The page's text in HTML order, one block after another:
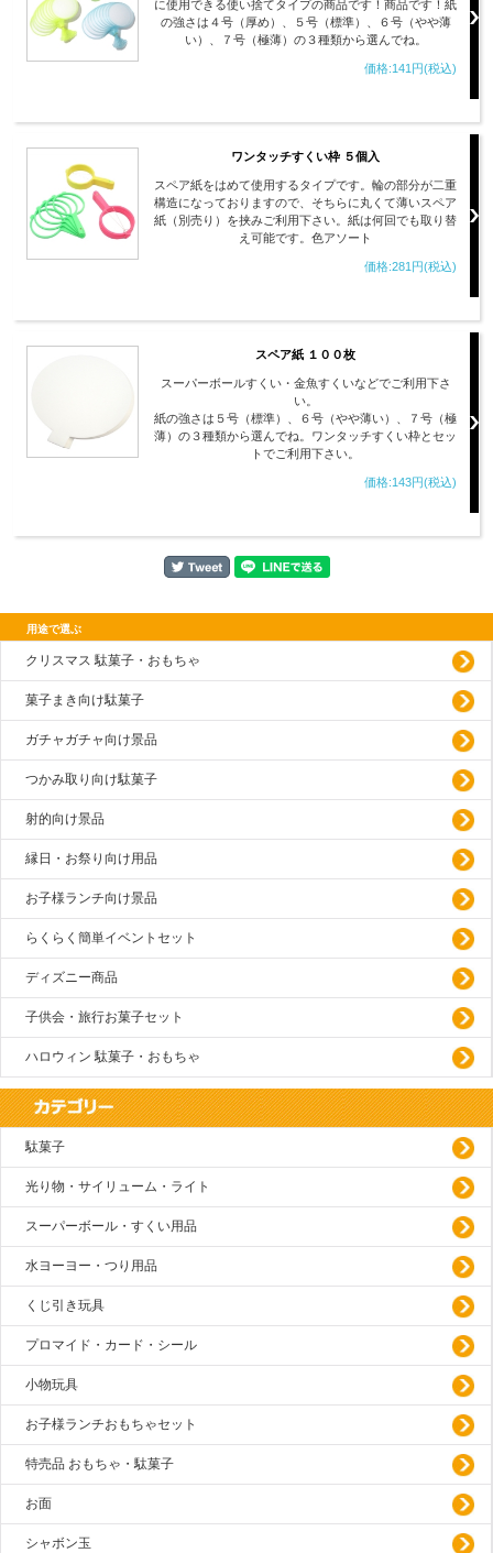
に使用できる使い捨てタイプの商品です！商品です！紙
の強さは４号（厚め）、５号（標準）、６号（やや薄
い）、７号（極薄）の３種類から選んでね。
価格:141円(税込)
ワンタッチすくい枠 ５個入
スペア紙をはめて使用するタイプです。輪の部分が二重
構造になっておりますので、そちらに丸くて薄いスペア
紙（別売り）を挟みご利用下さい。紙は何回でも取り替
え可能です。色アソート
価格:281円(税込)
スペア紙 １００枚
スーパーボールすくい・金魚すくいなどでご利用下さ
い。
紙の強さは５号（標準）、６号（やや薄い）、７号（極
薄）の３種類から選んでね。ワンタッチすくい枠とセッ
トでご利用下さい。
価格:143円(税込)
用途で選ぶ
クリスマス 駄菓子・おもちゃ
菓子まき向け駄菓子
ガチャガチャ向け景品
つかみ取り向け駄菓子
射的向け景品
縁日・お祭り向け用品
お子様ランチ向け景品
らくらく簡単イベントセット
ディズニー商品
子供会・旅行お菓子セット
ハロウィン 駄菓子・おもちゃ
駄菓子
光り物・サイリューム・ライト
スーパーボール・すくい用品
水ヨーヨー・つり用品
くじ引き玩具
プロマイド・カード・シール
小物玩具
お子様ランチおもちゃセット
特売品 おもちゃ・駄菓子
お面
シャボン玉